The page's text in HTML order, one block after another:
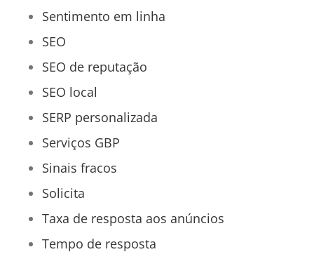
Sentimento em linha
SEO
SEO de reputação
SEO local
SERP personalizada
Serviços GBP
Sinais fracos
Solicita
Taxa de resposta aos anúncios
Tempo de resposta